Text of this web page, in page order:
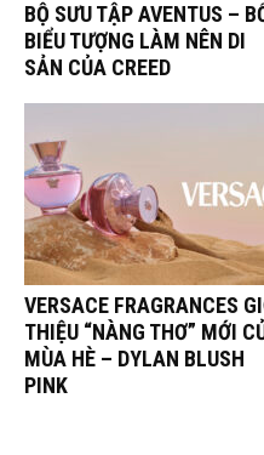
BỘ SƯU TẬP AVENTUS –
BIỂU TƯỢNG LÀM NÊN DI
SẢN CỦA CREED
VERSACE FRAGRANCES
THIỆU “NÀNG THƠ” MỚI
MÙA HÈ – DYLAN BLUSH
PINK